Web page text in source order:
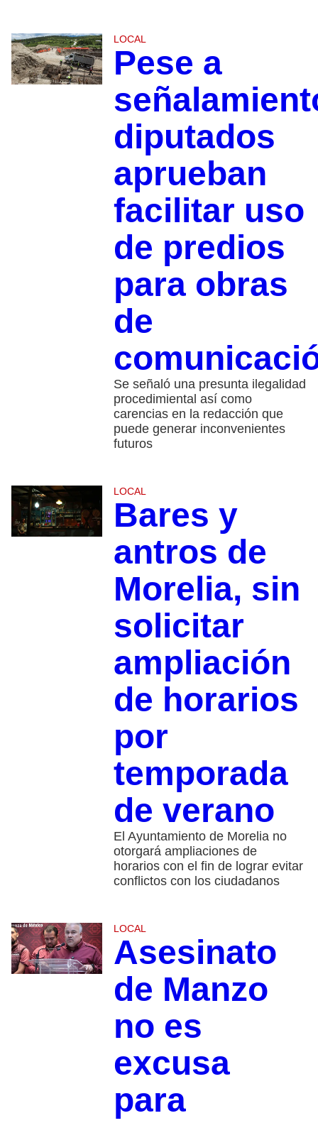
LOCAL
Pese a
diputados
aprueban
facilitar uso
de predios
para obras
de
Se señaló una presunta ilegalidad
procedimiental así como
carencias en la redacción que
puede generar inconvenientes
futuros
LOCAL
Bares y
antros de
Morelia, sin
solicitar
ampliación
de horarios
por
temporada
de verano
El Ayuntamiento de Morelia no
otorgará ampliaciones de
horarios con el fin de lograr evitar
conflictos con los ciudadanos
LOCAL
Asesinato
de Manzo
no es
excusa
para